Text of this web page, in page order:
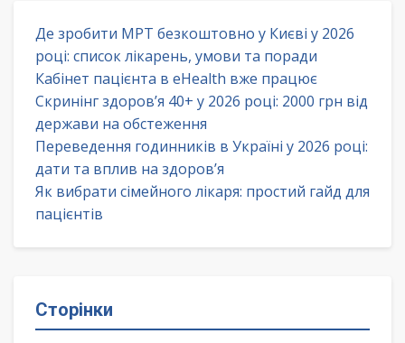
Де зробити МРТ безкоштовно у Києві у 2026
році: список лікарень, умови та поради
Кабінет пацієнта в eHealth вже працює
Скринінг здоров’я 40+ у 2026 році: 2000 грн від
держави на обстеження
Переведення годинників в Україні у 2026 році:
дати та вплив на здоров’я
Як вибрати сімейного лікаря: простий гайд для
пацієнтів
Сторінки